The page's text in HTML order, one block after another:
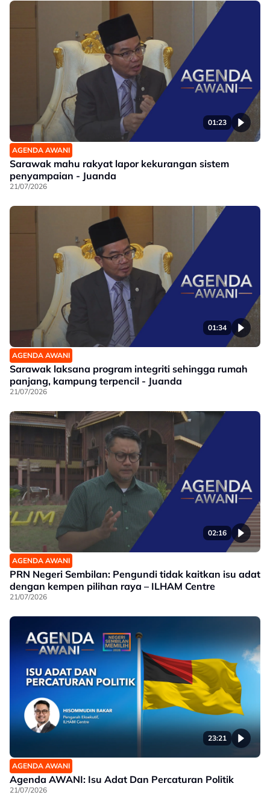
01:23
AGENDA AWANI
Sarawak mahu rakyat lapor kekurangan sistem
penyampaian - Juanda
21/07/2026
01:34
AGENDA AWANI
Sarawak laksana program integriti sehingga rumah
panjang, kampung terpencil - Juanda
21/07/2026
02:16
AGENDA AWANI
PRN Negeri Sembilan: Pengundi tidak kaitkan isu adat
dengan kempen pilihan raya – ILHAM Centre
21/07/2026
23:21
AGENDA AWANI
Agenda AWANI: Isu Adat Dan Percaturan Politik
21/07/2026